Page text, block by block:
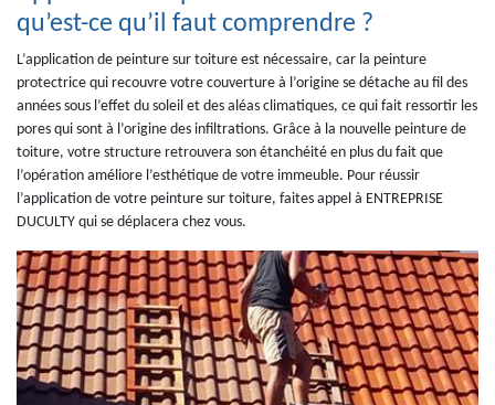
qu’est-ce qu’il faut comprendre ?
L’application de peinture sur toiture est nécessaire, car la peinture
protectrice qui recouvre votre couverture à l’origine se détache au fil des
années sous l’effet du soleil et des aléas climatiques, ce qui fait ressortir les
pores qui sont à l’origine des infiltrations. Grâce à la nouvelle peinture de
toiture, votre structure retrouvera son étanchéité en plus du fait que
l’opération améliore l’esthétique de votre immeuble. Pour réussir
l’application de votre peinture sur toiture, faites appel à ENTREPRISE
DUCULTY qui se déplacera chez vous.